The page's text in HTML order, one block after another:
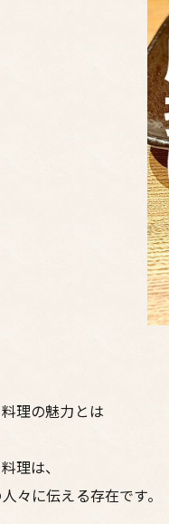
理の魅力とは
理は、
々に伝える存在です。